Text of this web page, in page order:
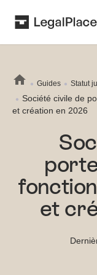
Guides Statut
Société civile de
et création en 2026
et